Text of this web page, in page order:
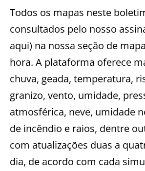
Todos os mapas neste
consultados pelo nosso
aqui) na nossa seção de
hora. A plataforma oferece
chuva, geada, temperatura,
granizo, vento, umidade,
atmosférica, neve, umidade
de incêndio e raios, dentre
com atualizações duas a
dia, de acordo com cada